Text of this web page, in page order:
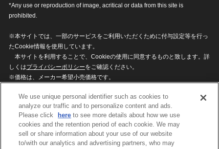
*Any use or reproduction of image, acritical or data from this site is
prohibited.
※本サイトでは、一部のサービスをご利用いただくために付与設定等を行っ
たCookie情報を使用しています。
本サイトを利用することで、Cookieの使用に同意するものと致します。詳
しくはプライバシーポリシーをご確認ください。
※価格は、メーカー希望小売価格です。
ざいますのでご了承ください。
privacypolicy
Do Not Sell or Share My
Personal Information
ウェブサイトご利用条件
ソーシャルメディアポリシー
We use unique personal identifier such as cookies to
analyze our traffic and to personalize content and ads.
Please click
here to see more details about how we use
cookies and the retention period of each cookie. We may
sell or share information about your use of our website
to/with our analytics and advertising partners, who may